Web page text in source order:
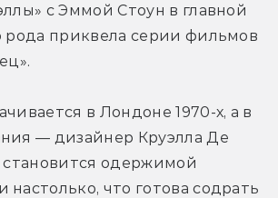
с Эммой Стоун в главной
рода приквела серии фильмов
в Лондоне 1970-х, а в
— дизайнер Круэлла Де
становится одержимой
что готова содрать